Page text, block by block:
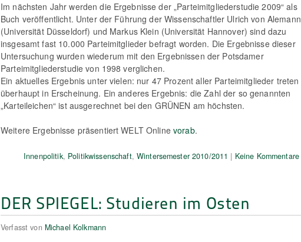
Im nächsten Jahr werden die Ergebnisse der „Parteimitgliederstudie 2009“ als
Buch veröffentlicht. Unter der Führung der Wissenschaftler Ulrich von Alemann
(Universität Düsseldorf) und Markus Klein (Universität Hannover) sind dazu
insgesamt fast 10.000 Parteimitglieder befragt worden. Die Ergebnisse dieser
Untersuchung wurden wiederum mit den Ergebnissen der Potsdamer
Parteimitgliederstudie von 1998 verglichen.
Ein aktuelles Ergebnis unter vielen: nur 47 Prozent aller Parteimitglieder treten
überhaupt in Erscheinung. Ein anderes Ergebnis: die Zahl der so genannten
„Karteileichen“ ist ausgerechnet bei den GRÜNEN am höchsten.
Weitere Ergebnisse präsentiert WELT Onlinevorab.
Innenpolitik, Politikwissenschaft, Wintersemester 2010/2011 | Keine Kommentare
DER SPIEGEL: Studieren im Osten
Verfasst von Michael Kolkmann